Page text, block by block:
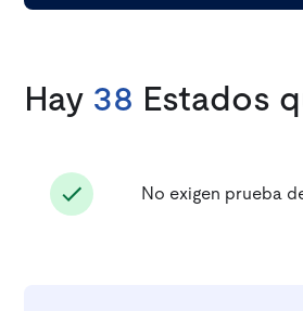
Hay 38 Estados
No exigen prueba